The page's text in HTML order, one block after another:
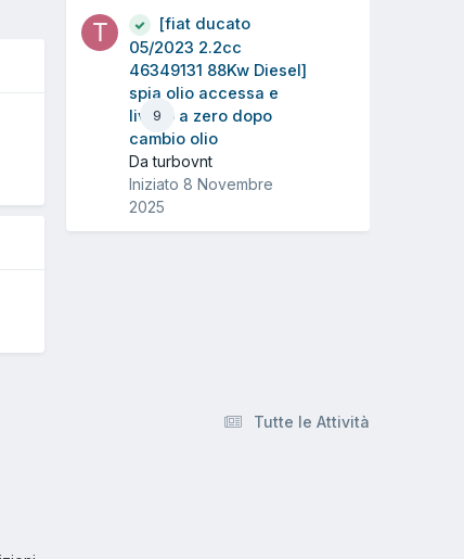
9
[fiat ducato
05/2023 2.2cc
46349131 88Kw Diesel]
spia olio accessa e
livello a zero dopo
cambio olio
Da turbovnt
Iniziato 8 Novembre
2025
Tutte le Attività